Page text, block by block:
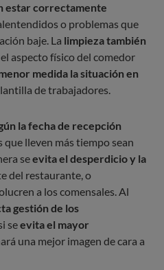
estar correctamente
o problemas que
baje. La limpieza también
aspecto físico del comedor
medida la situación en
de trabajadores.
la fecha de recepción
lleven más tiempo sean
seevita el desperdicio y la
del restaurante, o
a los comensales. Al
gestión de los
seevita el mayor
una mejor imagen de cara a